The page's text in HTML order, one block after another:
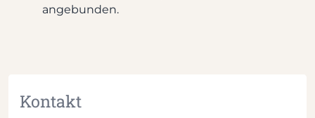
angebunden.
Kontakt